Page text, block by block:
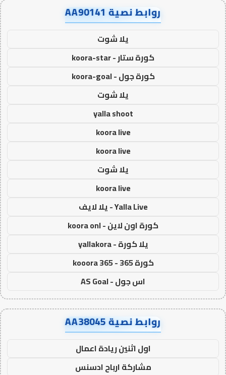
روابط نصية AA90141
يلا شوت
كورة ستار - koora-star
كورة جول - koora-goal
يلا شوت
yalla shoot
koora live
koora live
يلا شوت
koora live
Yalla Live - يلا لايف
كورة اون لاين - koora onl
يلا كورة - yallakora
كورة 365 - kooora 365
اس جول - AS Goal
روابط نصية AA38045
اول اثنين ريادة اعمال
مشاركة ارباح ادسنس